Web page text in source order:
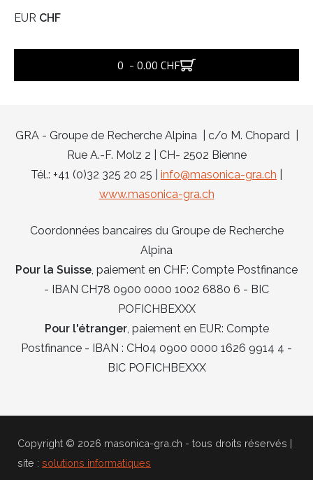
EUR CHF
0 - 0.00 CHF
GRA - Groupe de Recherche Alpina | c/o M. Chopard |
Rue A.-F. Molz 2 | CH- 2502 Bienne
Tél.: +41 (0)32 325 20 25 | info@masonica-gra.ch
www.masonica-gra.ch
Coordonnées bancaires du Groupe de Recherche
Alpina
Pour la Suisse , paiement en CHF: Compte Postfinance
- IBAN CH78 0900 0000 1002 6880 6 - BIC
POFICHBEXXX
Pour l'étranger, paiement en EUR: Compte
Postfinance - IBAN : CH04 0900 0000 1626 9914 4 -
BIC POFICHBEXXX
Copyright © 2026 masonica-gra.ch - tous droits réservés |
site : solutions informatiques